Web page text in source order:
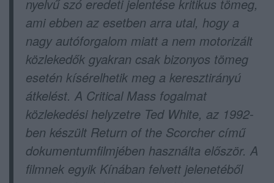
nyelvű szó eredeti jelentése kritikus tömeg,
ami ebben az esetben arra utal, hogy a
nagy autóforgalom miatt a nem motorizált
közlekedők gyakran csak bizonyos tömeg
esetén kísérelhetik meg a keresztirányú
átkelést. A Critical Mass fogalmat
közlekedési helyzetre Ted White, az 1992-
ben készült Return of the Scorcher című
dokumentumfilmjében használta először. A
filmnek egyik Kínában felvett jelenetéből